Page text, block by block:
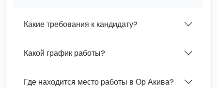
Какие требования к кандидату?
Какой график работы?
Где находится место работы в Ор Акива?